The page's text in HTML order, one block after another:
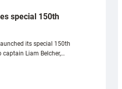
special 150th
its special 150th
captain Liam Belcher,…